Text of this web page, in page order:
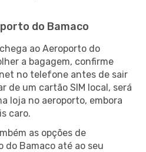
do Bamaco
ao Aeroporto do
a bagagem, confirme
no telefone antes de sair
de um cartão SIM local, será
loja no aeroporto, embora
caro.
as opções de
Bamaco até ao seu